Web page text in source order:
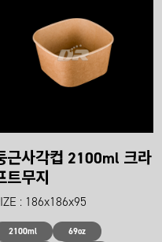
근사각컵 2100ml 크라
트무지
: 186x186x95
2100ml
69oz